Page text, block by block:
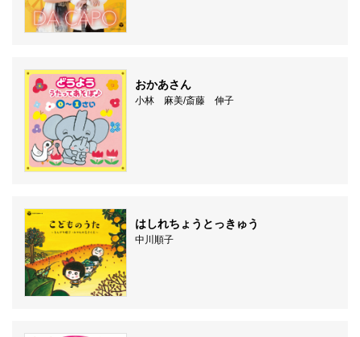
おかあさん
小林 麻美/斎藤 伸子
はしれちょうとっきゅう
中川順子